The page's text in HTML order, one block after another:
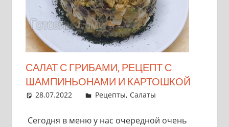
САЛАТ С ГРИБАМИ, РЕЦЕПТ С
ШАМПИНЬОНАМИ И КАРТОШКОЙ
28.07.2022 admin
Рецепты, Салаты
Сегодня в меню у нас очередной очень